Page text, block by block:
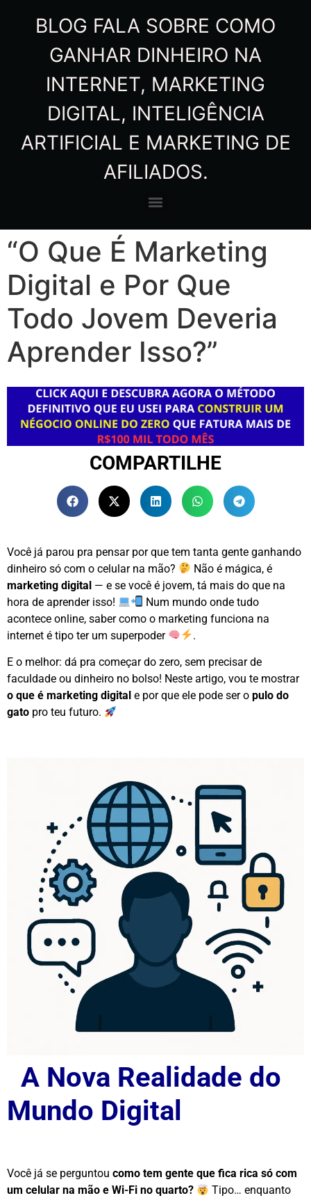
BLOG FALA SOBRE COMO
GANHAR DINHEIRO NA
INTERNET, MARKETING
DIGITAL, INTELIGÊNCIA
ARTIFICIAL E MARKETING DE
AFILIADOS.
“O Que É Marketing
Digital e Por Que
Todo Jovem Deveria
Aprender Isso?”
COMPARTILHE
Você já parou pra pensar por que tem tanta gente ganhando
dinheiro só com o celular na mão?
Não é mágica, é
marketing digital — e se você é jovem, tá mais do que na
hora de aprender isso!
Num mundo onde tudo
acontece online, saber como o marketing funciona na
internet é tipo ter um superpoder
.
E o melhor: dá pra começar do zero, sem precisar de
faculdade ou dinheiro no bolso! Neste artigo, vou te mostrar
o que é marketing digital e por que ele pode ser o pulo do
gato pro teu futuro.
A Nova Realidade do
Mundo Digital
Você já se perguntou como tem gente que fica rica só com
um celular na mão e Wi-Fi no quarto?
Tipo… enquanto